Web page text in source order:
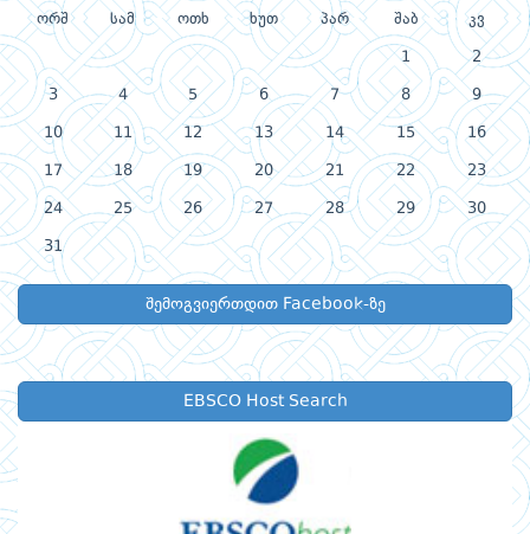
ორშ სამ ოთხ ხუთ პარ შაბ კვ
1 2
3 4 5 6 7 8 9
10 11 12 13 14 15 16
17 18 19 20 21 22 23
24 25 26 27 28 29 30
31
შემოგვიერთდით Facebook-ზე
EBSCO Host Search